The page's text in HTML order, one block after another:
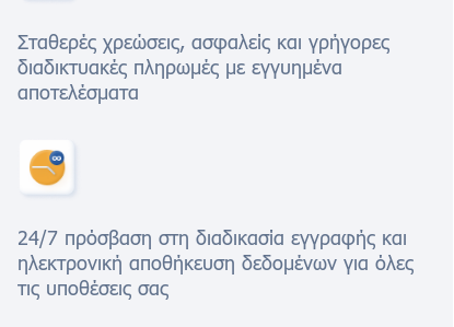
Σταθερές χρεώσεις, ασφαλείς και γρήγορες
διαδικτυακές πληρωμές με εγγυημένα
αποτελέσματα
24/7 πρόσβαση στη διαδικασία εγγραφής και
ηλεκτρονική αποθήκευση δεδομένων για όλες
τις υποθέσεις σας